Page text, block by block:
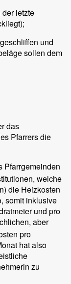
letzte
und
sollen dem
das
Pfarrers die
Pfarrgemeinden
welche
die Heizkosten
somit inklusive
und pro
aber
pro
hat also
zu